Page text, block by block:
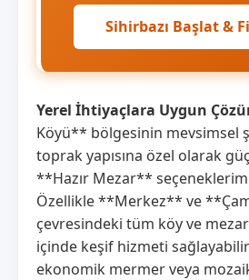
Sihirbazı Başlat &
Yerel İhtiyaçlara Uygun
Köyü** bölgesinin mevsimsel
toprak yapısına özel olarak
**Hazır Mezar**
Özellikle **Merkez** ve
çevresindeki tüm köy ve
içinde keşif hizmeti
ekonomik mermer veya